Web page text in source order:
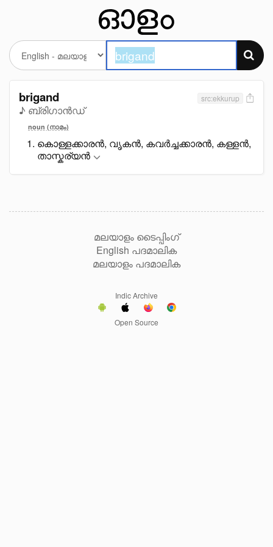
brigand
♪ ബ്രിഗാൻഡ്
src:ekkurup
noun (നാമം)
കൊള്ളക്കാരൻ, വൃകൻ, കവർച്ചക്കാരൻ, കള്ളൻ,
താസ്കര്യൻ
മലയാളം ടൈപ്പിംഗ്
English പദമാലിക
മലയാളം പദമാലിക
Indic Archive
Open Source